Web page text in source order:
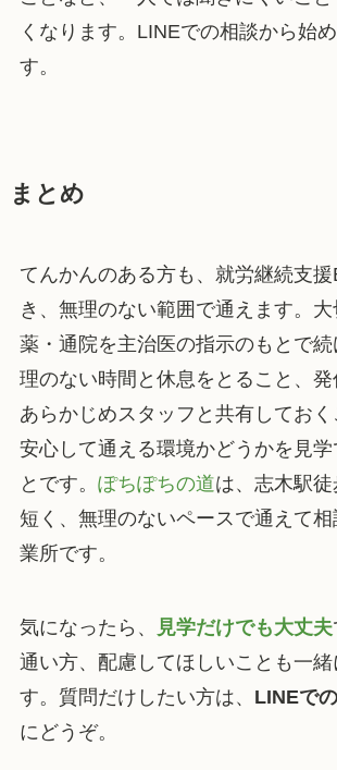
くなります。LINEでの相談から始
す。
まとめ
てんかんのある方も、就労継続支
き、無理のない範囲で通えます。
薬・通院を主治医の指示のもとで
理のない時間と休息をとること、
あらかじめスタッフと共有してお
安心して通える環境かどうかを見学
とです。 ぽちぽちの道は、志木駅
短く、無理のないペースで通えて
業所です。
気になったら、 見学だけでも大丈夫
通い方、配慮してほしいことも一緒
す。質問だけしたい方は、 LINEで
にどうぞ。